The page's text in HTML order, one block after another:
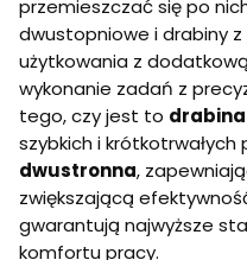
przemieszczać się po
dwustopniowe i drabiny
użytkowania z
wykonanie zadań z
tego, czy jest to
szybkich i krótkotrwałych
dwustronna,
zwiększającą
gwarantują najwyższe
komfortu pracy.